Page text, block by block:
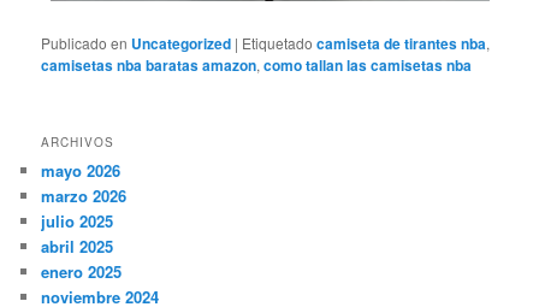
Publicado en Uncategorized | Etiquetado camiseta de tirantes nba,
camisetas nba baratas amazon,como tallan las camisetas nba
ARCHIVOS
mayo 2026
marzo 2026
julio 2025
abril 2025
enero 2025
noviembre 2024